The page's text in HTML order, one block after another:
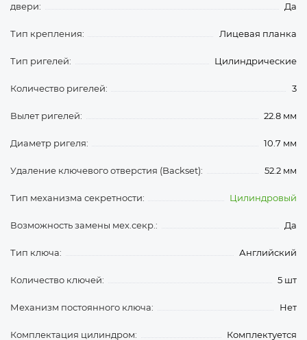
двери:
Да
Тип крепления: Лицевая планка
Тип ригелей: Цилиндрические
Количество ригелей: 3
Вылет ригелей: 22.8 мм
Диаметр ригеля: 10.7 мм
Удаление ключевого отверстия (Backset): 52.2 мм
Тип механизма секретности: Цилиндровый
Возможность замены мех.секр.: Да
Тип ключа: Английский
Количество ключей: 5 шт
Механизм постоянного ключа: Нет
Комплектация цилиндром: Комплектуется